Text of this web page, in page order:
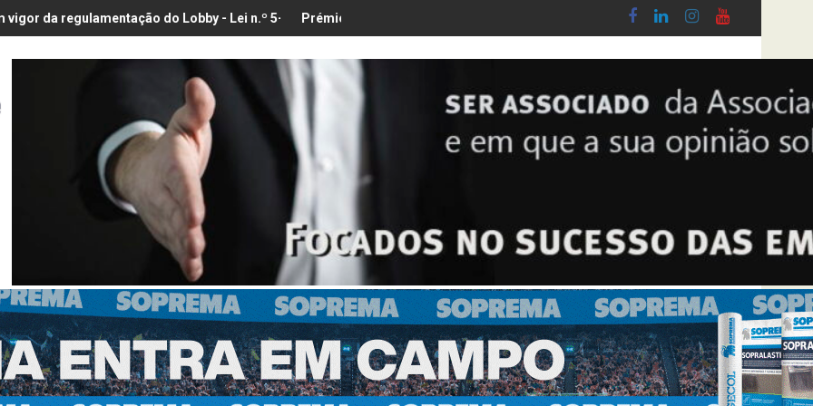
do Lobby - Lei n.º 5-A/2026, de 28 de JaneiroPrémio para a Melhor Exposição de Cerâmica, Banho & Cozinha 2026Síntese Inquérito de Conjuntura – 2º